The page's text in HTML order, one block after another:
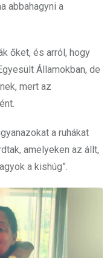
abbahagyni a
őket, és arról, hogy
Államokban, de
mert az
a ruhákat
amelyeken az állt,
a kishúg”.